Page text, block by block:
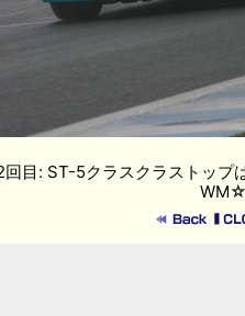
目: ST-5クラスクラストップ